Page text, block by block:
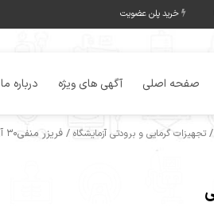
خرید پلن عضویت
صفحه اصلی آگهی های ویژه درباره ما
/ تجهیزات گرمایی و برودتی آزمایشگاه / فریزر منفی30 آزمایشگاهی